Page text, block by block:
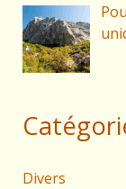
Divers